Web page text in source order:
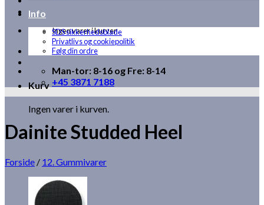
Ingen varer i kurven.
Kurv
Ingen varer i kurven.
Info
SDS sikkerhedsblade
Privatlivs og cookiepolitik
Følg din ordre
Man-tor: 8-16 og Fre: 8-14
+45 3871 7188
Dainite Studded Heel
Forside / 12. Gummivarer